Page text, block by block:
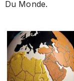
Du Monde.